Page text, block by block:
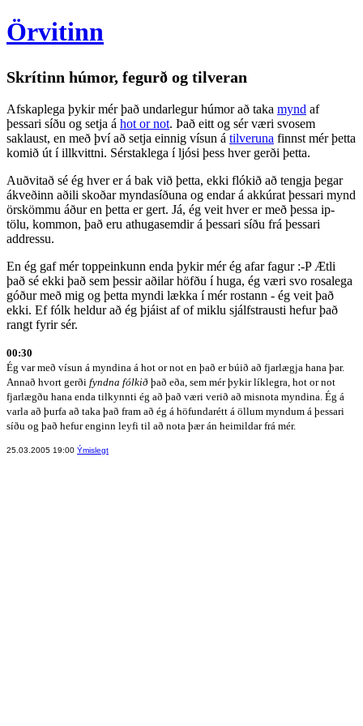
Örvitinn
Skrítinn húmor, fegurð og tilveran
Afskaplega þykir mér það undarlegur húmor að taka mynd af
þessari síðu og setja á hot or not. Það eitt og sér væri svosem
saklaust, en með því að setja einnig vísun á tilveruna finnst mér þetta
komið út í illkvittni. Sérstaklega í ljósi þess hver gerði þetta.
Auðvitað sé ég hver er á bak við þetta, ekki flókið að tengja þegar
ákveðinn aðili skoðar myndasíðuna og endar á akkúrat þessari mynd
örskömmu áður en þetta er gert. Já, ég veit hver er með þessa ip-
tölu, kommon, það eru athugasemdir á þessari síðu frá þessari
addressu.
En ég gaf mér toppeinkunn enda þykir mér ég afar fagur :-P Ætli
það sé ekki það sem þessir aðilar höfðu í huga, ég væri svo rosalega
góður með mig og þetta myndi lækka í mér rostann - ég veit það
ekki. Ef fólk heldur að ég þjáist af of miklu sjálfstrausti hefur það
rangt fyrir sér.
00:30
Ég var með vísun á myndina á hot or not en það er búið að fjarlægja hana þar.
Annað hvort gerði fyndna fólkið það eða, sem mér þykir líklegra, hot or not
fjarlægðu hana enda tilkynnti ég að það væri verið að misnota myndina. Ég á
varla að þurfa að taka það fram að ég á höfundarétt á öllum myndum á þessari
síðu og það hefur enginn leyfi til að nota þær án heimildar frá mér.
25.03.2005 19:00 Ýmislegt